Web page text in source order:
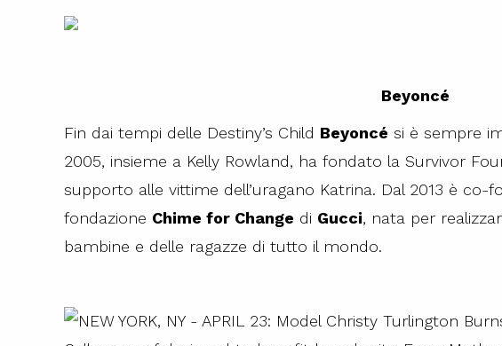
Beyoncé
Fin dai tempi delle Destiny’s Child Beyoncé si è sempre
2005, insieme a Kelly Rowland, ha fondato la Survivor
supporto alle vittime dell’uragano Katrina. Dal 2013 è co-
fondazione Chime for Change di Gucci, nata per
bambine e delle ragazze di tutto il mondo.